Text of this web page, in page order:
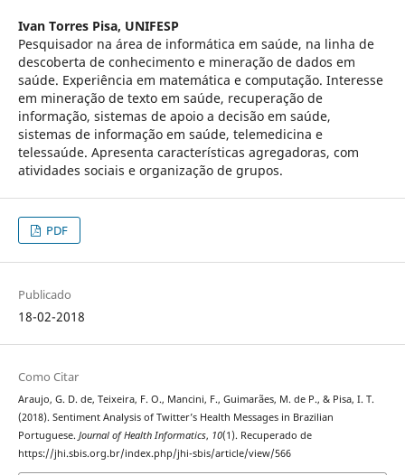
Ivan Torres Pisa, UNIFESP
Pesquisador na área de informática em saúde, na linha de
descoberta de conhecimento e mineração de dados em
saúde. Experiência em matemática e computação. Interesse
em mineração de texto em saúde, recuperação de
informação, sistemas de apoio a decisão em saúde,
sistemas de informação em saúde, telemedicina e
telessaúde. Apresenta características agregadoras, com
atividades sociais e organização de grupos.
PDF
Publicado
18-02-2018
Como Citar
Araujo, G. D. de, Teixeira, F. O., Mancini, F., Guimarães, M. de P., & Pisa, I. T.
(2018). Sentiment Analysis of Twitter’s Health Messages in Brazilian
Portuguese. Journal of Health Informatics, 10(1). Recuperado de
https://jhi.sbis.org.br/index.php/jhi-sbis/article/view/566